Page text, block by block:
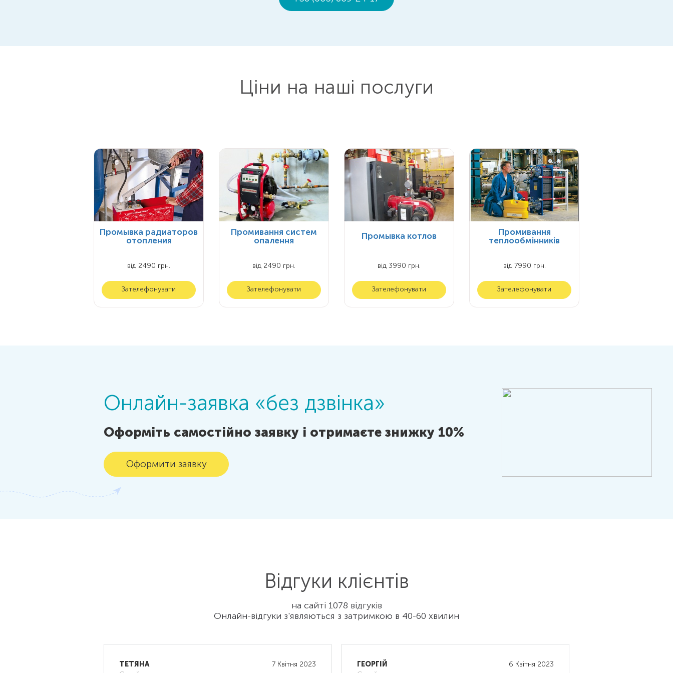
Ціни на наші послуги
Промывка радиаторов
отопления
від 2490 грн.
Зателефонувати
Промивання систем
опалення
від 2490 грн.
Зателефонувати
Промывка котлов
від 3990 грн.
Зателефонувати
Промивання
теплообмінників
від 7990 грн.
Зателефонувати
Онлайн-заявка «без дзвінка»
Оформіть самостійно заявку і отримаєте знижку 10%
Оформити заявку
Відгуки клієнтів
на сайті 1078 відгуків
Онлайн-відгуки з'являються з затримкою в 40-60 хвилин
7 Квітня 2023
ТЕТЯНА
6 Квітня 2023
ГЕОРГІЙ